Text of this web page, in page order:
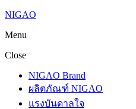
NIGAO
Menu
Close
NIGAO Brand
ผลิตภัณฑ์ NIGAO
แรงบันดาลใจ